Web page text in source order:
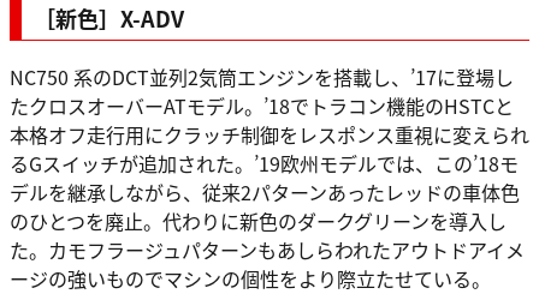
［新色］X-ADV
NC750 系のDCT並列2気筒エンジンを搭載し、’17に登場し
たクロスオーバーATモデル。’18でトラコン機能のHSTCと
本格オフ走行用にクラッチ制御をレスポンス重視に変えられ
るGスイッチが追加された。’19欧州モデルでは、この’18モ
デルを継承しながら、従来2パターンあったレッドの車体色
のひとつを廃止。代わりに新色のダークグリーンを導入し
た。カモフラージュパターンもあしらわれたアウトドアイメ
ージの強いものでマシンの個性をより際立たせている。